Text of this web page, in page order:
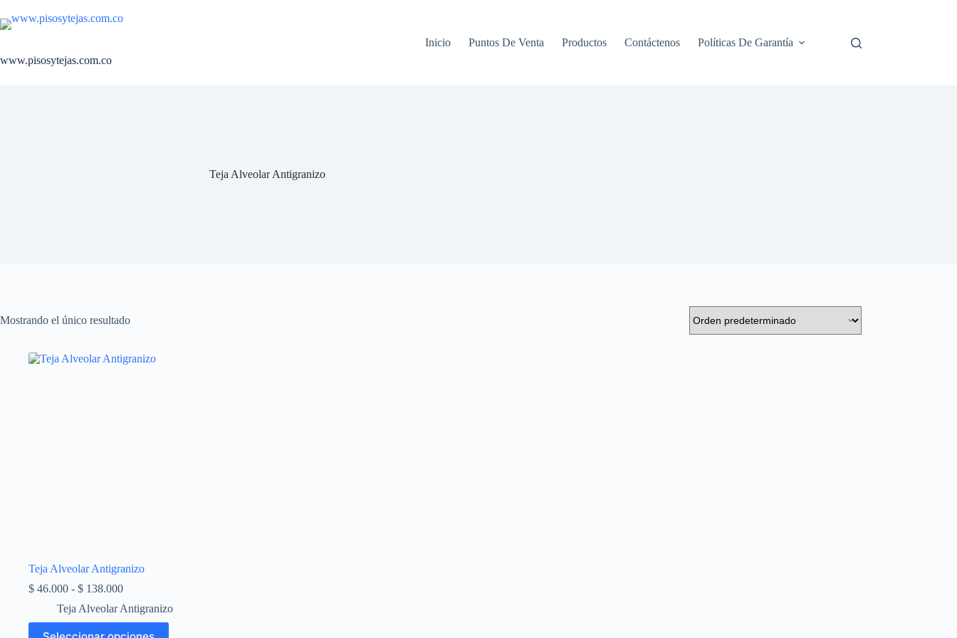
al
contenido
www.pisosytejas.com.co
Inicio Puntos De Venta Productos Contáctenos Políticas De Garantía
Teja Alveolar Antigranizo
Mostrando el único resultado
Teja Alveolar Antigranizo
$ 46.000 - $ 138.000Rango
precios:
desde
Teja Alveolar Antigranizo
Este